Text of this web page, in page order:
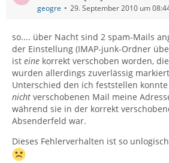
geogre 29. September 2010 um
so.... über Nacht sind 2 spam-Mails
der Einstellung (IMAP-junk-Ordner
ist eine korrekt verschoben worden,
wurden allerdings zuverlässig
Unterschied den ich feststellen
nicht verschobenen Mail meine
während sie in der korrekt
Absenderfeld war.
Dieses Fehlerverhalten ist so